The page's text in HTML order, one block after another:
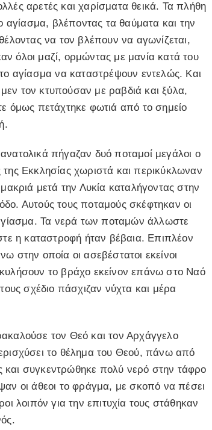
αρετές και χαρίσματα θεικά. Τα πλήθη
βλέποντας τα θαύματα και την
να τον βλέπουν να αγωνίζεται,
όλοι μαζί, ορμώντας με μανία κατά του
αγίασμα να καταστρέψουν εντελώς. Και
τον κτυπούσαν με ραβδιά και ξύλα,
όμως πετάχτηκε φωτιά από το σημείο
πήγαζαν δυό ποταμοί μεγάλοι ο
Εκκλησίας χωριστά και περικύκλωναν
μετά την Λυκία καταλήγοντας στην
Αυτούς τους ποταμούς σκέφτηκαν οι
Τα νερά των ποταμών άλλωστε
η καταστροφή ήταν βέβαια. Επιπλέον
οποία οι ασεβέστατοι εκείνοι
το βράχο εκείνον επάνω στο Ναό
σχέδιο πάσχιζαν νύχτα και μέρα
τον Θεό και τον Αρχάγγελο
το θέλημα του Θεού, πάνω από
συγκεντρώθηκε πολύ νερό στην τάφρο
οι άθεοι το φράγμα, με σκοπό να πέσει
λοιπόν για την επιτυχία τους στάθηκαν